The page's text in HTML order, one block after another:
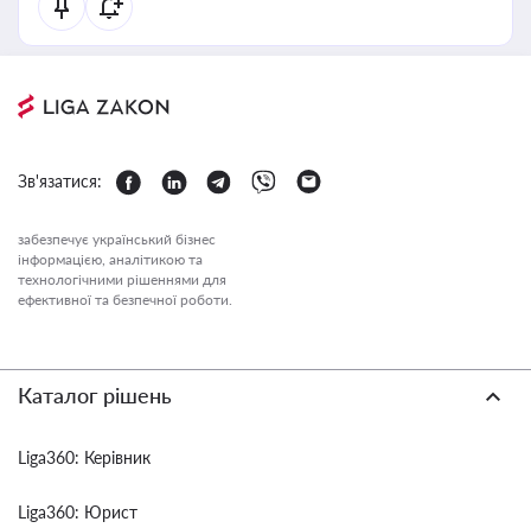
Зв'язатися:
забезпечує український бізнес
інформацією, аналітикою та
технологічними рішеннями для
ефективної та безпечної роботи.
Каталог рішень
Liga360: Керівник
Liga360: Юрист